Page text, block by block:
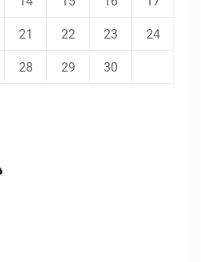
21 22 23 24
28 29
30